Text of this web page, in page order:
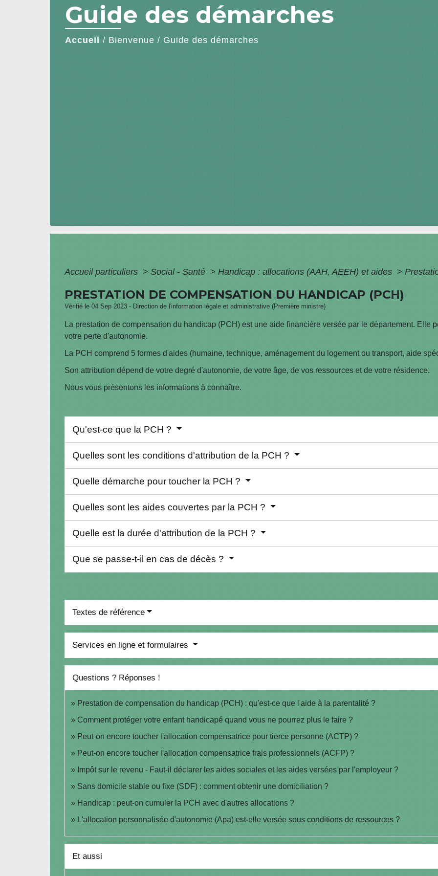
Guide des démarches
Accueil / Bienvenue / Guide des démarches
Accueil particuliers > Social - Santé > Handicap : allocations (AAH, AEEH) et aides >
PRESTATION DE COMPENSATION DU HANDICAP (PCH)
Vérifié le 04 Sep 2023 - Direction de l'information légale et administrative (Première ministre)
La prestation de compensation du handicap (PCH) est une aide financière versée par le département. Elle
votre perte d'autonomie.
La PCH comprend 5 formes d'aides (humaine, technique, aménagement du logement ou transport, aide
Son attribution dépend de votre degré d'autonomie, de votre âge, de vos ressources et de votre résidence.
Nous vous présentons les informations à connaître.
Qu'est-ce que la PCH ?
Quelles sont les conditions d'attribution de la PCH ?
Quelle démarche pour toucher la PCH ?
Quelles sont les aides couvertes par la PCH ?
Quelle est la durée d'attribution de la PCH ?
Que se passe-t-il en cas de décès ?
Textes de référence
Services en ligne et formulaires
Questions ? Réponses !
Prestation de compensation du handicap (PCH) : qu'est-ce que l'aide à la parentalité ?
Comment protéger votre enfant handicapé quand vous ne pourrez plus le faire ?
Peut-on encore toucher l'allocation compensatrice pour tierce personne (ACTP) ?
Peut-on encore toucher l'allocation compensatrice frais professionnels (ACFP) ?
Impôt sur le revenu - Faut-il déclarer les aides sociales et les aides versées par l'employeur ?
Sans domicile stable ou fixe (SDF) : comment obtenir une domiciliation ?
Handicap : peut-on cumuler la PCH avec d'autres allocations ?
L'allocation personnalisée d'autonomie (Apa) est-elle versée sous conditions de ressources ?
Et aussi